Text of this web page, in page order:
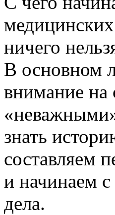
ничего
В основном
внимание на
знать
составляем
и начинаем
дела.